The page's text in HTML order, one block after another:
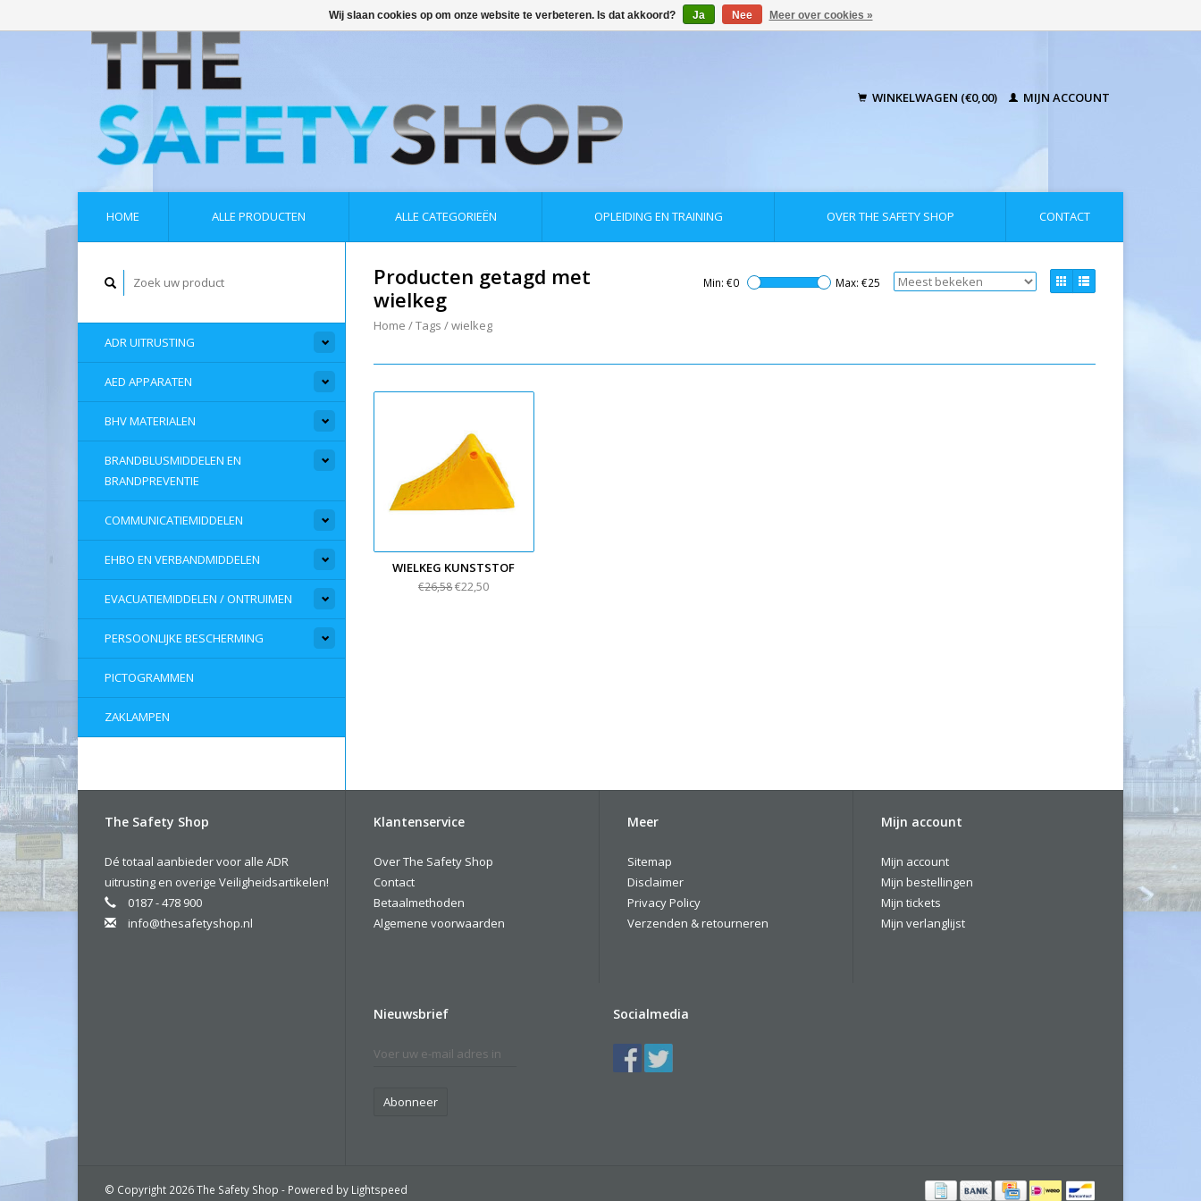
WINKELWAGEN (€0,00) MIJN ACCOUNT
HOME ALLE PRODUCTEN ALLE CATEGORIEËN OPLEIDING EN TRAINING OVER THE SAFETY SHOP CONTACT
ADR UITRUSTING
AED APPARATEN
BHV MATERIALEN
BRANDBLUSMIDDELEN EN
BRANDPREVENTIE
COMMUNICATIEMIDDELEN
EHBO EN VERBANDMIDDELEN
EVACUATIEMIDDELEN / ONTRUIMEN
PERSOONLIJKE BESCHERMING
PICTOGRAMMEN
ZAKLAMPEN
Producten getagd met
wielkeg
Home /Tags /wielkeg
Min: €0 Max: €25
WIELKEG KUNSTSTOF
€26,58€22,50
The Safety Shop
Dé totaal aanbieder voor alle ADR
uitrusting en overige Veiligheidsartikelen!
0187 - 478 900
info@thesafetyshop.nl
Klantenservice
Over The Safety Shop
Contact
Betaalmethoden
Algemene voorwaarden
Meer
Sitemap
Disclaimer
Privacy Policy
Verzenden & retourneren
Mijn account
Mijn account
Mijn bestellingen
Mijn tickets
Mijn verlanglijst
Nieuwsbrief
Abonneer
Socialmedia
© Copyright 2026 The Safety Shop - Powered by Lightspeed
Wij slaan cookies op om onze website te verbeteren. Is dat akkoord? Ja Nee Meer over cookies »